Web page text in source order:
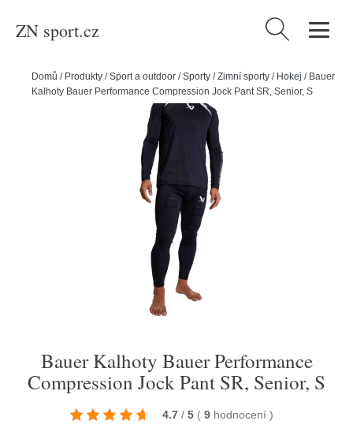
ZN sport.cz Vyhledávání
Domů / Produkty /Sport a outdoor /Sporty /Zimní sporty / Hokej / Bauer
Kalhoty Bauer Performance Compression Jock Pant SR, Senior, S
Bauer Kalhoty Bauer Performance
Compression Jock Pant SR, Senior, S
4.7 / 5 ( 9 hodnocení )